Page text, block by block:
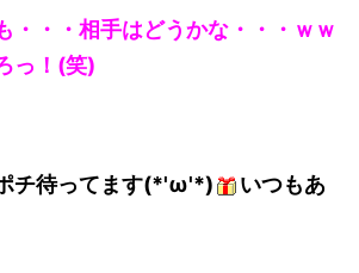
・・・相手はどうかな・・・ｗｗ
っ！(笑)
チ待ってます(*'ω'*)
いつもあ